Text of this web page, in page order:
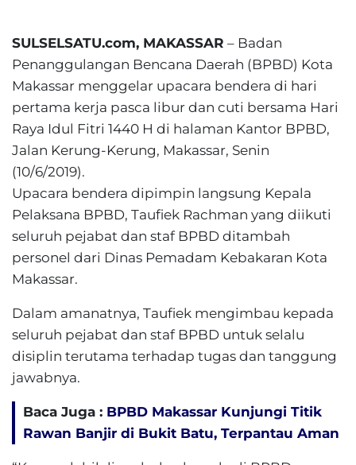
SULSELSATU.com, MAKASSAR – Badan
Penanggulangan Bencana Daerah (BPBD) Kota
Makassar menggelar upacara bendera di hari
pertama kerja pasca libur dan cuti bersama Hari
Raya Idul Fitri 1440 H di halaman Kantor BPBD,
Jalan Kerung-Kerung, Makassar, Senin
(10/6/2019).
Upacara bendera dipimpin langsung Kepala
Pelaksana BPBD, Taufiek Rachman yang diikuti
seluruh pejabat dan staf BPBD ditambah
personel dari Dinas Pemadam Kebakaran Kota
Makassar.
Dalam amanatnya, Taufiek mengimbau kepada
seluruh pejabat dan staf BPBD untuk selalu
disiplin terutama terhadap tugas dan tanggung
jawabnya.
Baca Juga : BPBD Makassar Kunjungi Titik
Rawan Banjir di Bukit Batu, Terpantau Aman